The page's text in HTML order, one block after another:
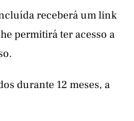
receberá um link
permitirá ter acesso a
durante 12 meses, a